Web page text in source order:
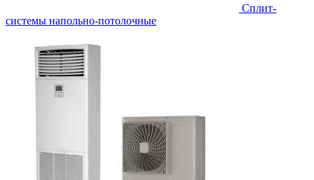
Сплит-
системы напольно-потолочные